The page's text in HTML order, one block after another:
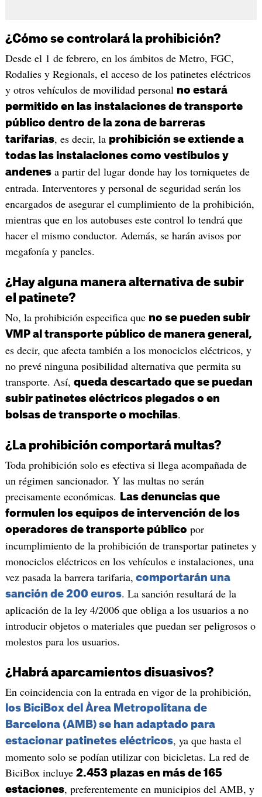
¿Cómo se controlará la prohibición?
Desde el 1 de febrero, en los ámbitos de Metro, FGC,
Rodalies y Regionals, el acceso de los patinetes eléctricos
y otros vehículos de movilidad personal no estará
permitido en las instalaciones de transporte
público dentro de la zona de barreras
tarifarias, es decir, la prohibición se extiende a
todas las instalaciones como vestíbulos y
andenesa partir del lugar donde hay los torniquetes de
entrada. Interventores y personal de seguridad serán los
encargados de asegurar el cumplimiento de la prohibición,
mientras que en los autobuses este control lo tendrá que
hacer el mismo conductor. Además, se harán avisos por
megafonía y paneles.
¿Hay alguna manera alternativa de subir
el patinete?
No, la prohibición especifica que no se pueden subir
VMP al transporte público de manera general,
es decir, que afecta también a los monociclos eléctricos, y
no prevé ninguna posibilidad alternativa que permita su
transporte. Así, queda descartado que se puedan
subir patinetes eléctricos plegados o en
bolsas de transporte o mochilas.
¿La prohibición comportará multas?
Toda prohibición solo es efectiva si llega acompañada de
un régimen sancionador. Y las multas no serán
precisamente económicas.
Las denuncias que
formulen los equipos de intervención de los
operadores de transporte público por
incumplimiento de la prohibición de transportar patinetes y
monociclos eléctricos en los vehículos e instalaciones, una
vez pasada la barrera tarifaria, comportarán una
sanción de 200 euros. La sanción resultará de la
aplicación de la ley 4/2006 que obliga a los usuarios a no
introducir objetos o materiales que puedan ser peligrosos o
molestos para los usuarios.
¿Habrá aparcamientos disuasivos?
En coincidencia con la entrada en vigor de la prohibición,
los BiciBox del Àrea Metropolitana de
Barcelona (AMB) se han adaptado para
estacionar patinetes eléctricos, ya que hasta el
momento solo se podían utilizar con bicicletas. La red de
BiciBox incluye 2.453 plazas en más de 165
estaciones, preferentemente en municipios del AMB, y